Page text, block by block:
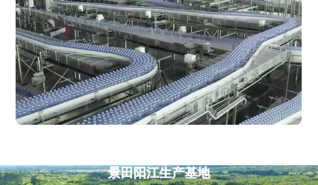
景田阳江生产基地